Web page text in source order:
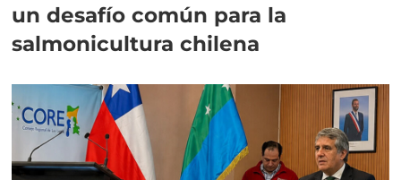
un desafío común para la
salmonicultura chilena